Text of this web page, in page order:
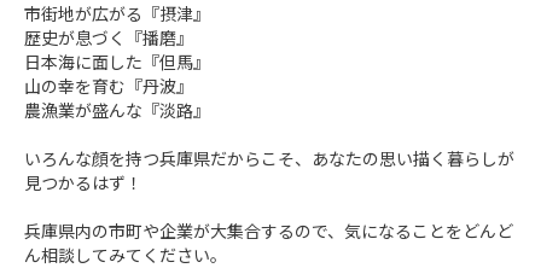
市街地が広がる『摂津』
歴史が息づく『播磨』
日本海に面した『但馬』
山の幸を育む『丹波』
農漁業が盛んな『淡路』
いろんな顔を持つ兵庫県だからこそ、あなたの思い描く暮らしが
見つかるはず！
兵庫県内の市町や企業が大集合するので、気になることをどんど
ん相談してみてください。